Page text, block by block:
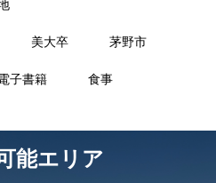
美大卒 茅野市
子書籍 食事
能エリア